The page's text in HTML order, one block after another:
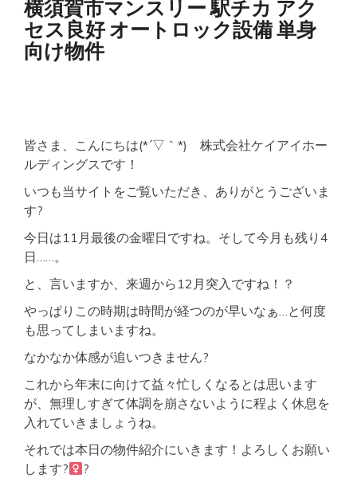
ス
リ
ー
リ
実
ト
有
横須賀市マンスリー 駅チカ アク
セス良好 オートロック設備 単身
向け物件
皆さま、こんにちは(*´▽｀*) 株式会社ケイアイホー
ルディングスです！
いつも当サイトをご覧いただき、ありがとうございま
す?
今日は11月最後の金曜日ですね。そして今月も残り4
日……。
と、言いますか、来週から12月突入ですね！？
やっぱりこの時期は時間が経つのが早いなぁ…と何度
も思ってしまいますね。
なかなか体感が追いつきません?
これから年末に向けて益々忙しくなるとは思います
が、無理しすぎて体調を崩さないように程よく休息を
入れていきましょうね。
それでは本日の物件紹介にいきます！よろしくお願い
します?‍
?